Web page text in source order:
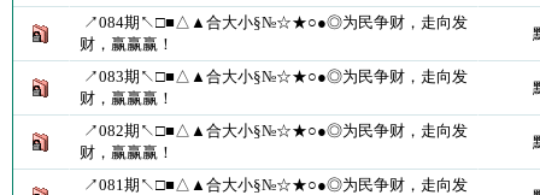
↗084期↖□■△▲合大小§№☆★○●◎为民争财，走向发
财，赢赢赢！
↗083期↖□■△▲合大小§№☆★○●◎为民争财，走向发
财，赢赢赢！
↗082期↖□■△▲合大小§№☆★○●◎为民争财，走向发
财，赢赢赢！
↗081期↖□■△▲合大小§№☆★○●◎为民争财，走向发